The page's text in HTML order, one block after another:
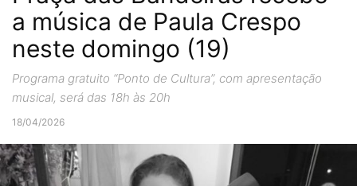
a música de Paula Crespo
neste domingo (19)
Programa gratuito “Ponto de Cultura”, com apresentação
musical, será das 18h às 20h
18/04/2026